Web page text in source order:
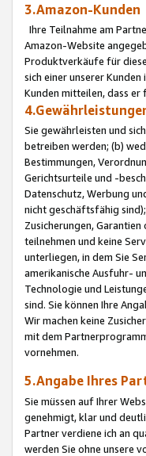
3.Amazon-Kunden
Ihre Teilnahme am
Amazon-Website
Produktverkäufe für
sich einer unserer
Kunden mitteilen, dass
Sie gewährleisten und
betreiben werden; (b)
Bestimmungen,
Gerichtsurteile und -
Datenschutz, Werbung
nicht geschäftsfähig
Zusicherungen,
teilnehmen und keine
unterliegen, in dem Sie
amerikanische Ausfuhr-
Technologie und
sind. Sie können Ihre
Wir machen keine
mit dem
vornehmen.
5.Angabe Ihres
Sie müssen auf Ihrer
genehmigt, klar und
Partner verdiene ich an
werden Sie ohne unsere